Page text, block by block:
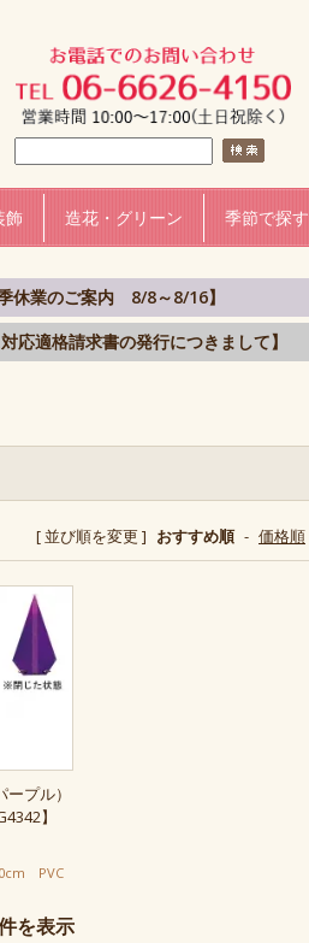
飾 造花・グリーン 季節で探す
季休業のご案内 8/8～8/16】
対応適格請求書の発行につきまして】
[ 並び順を変更 ] おすすめ順 - 価格順
プル）
】
PVC
を表示